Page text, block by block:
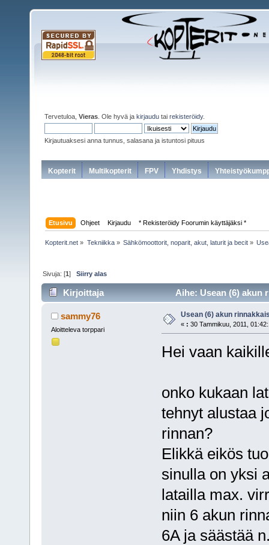
Tervetuloa, Vieras . Ole hyvä ja kirjaudu tai rekisteröidy.
Kirjautuaksesi anna tunnus, salasana ja istuntosi pituus
Kopterit Multikopterit FPV Yhdistys
Etusivu Ohjeet Kirjaudu * Rekisteröidy Foorumin käyttäjäksi *
Kopterit.net » Tekniikka» Sähkömoottorit, noparit, akut, laturit ja becit»
Sivuja: [1]Siirry alas
Kirjoittaja Aihe: Usean (6) akun
sammy76
Aloitteleva torppari
Usean (6) akun
« : 30 Tammikuu, 2011,
Hei vaan
onko kukaan
tehnyt alustaa
rinnan?
Elikkä eikös
sinulla on yksi
latailla max.
niin 6 akun
6A ja säästää